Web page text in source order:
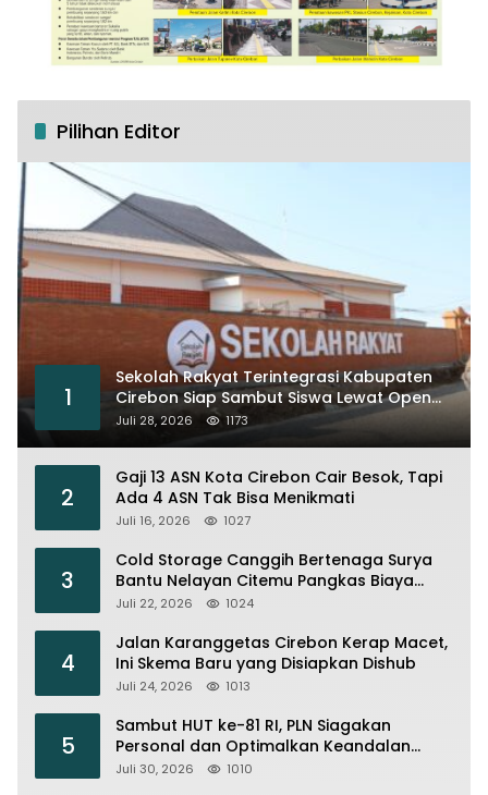
Pilihan Editor
1
Sekolah Rakyat Terintegrasi Kabupaten
Cirebon Siap Sambut Siswa Lewat Open
House dan MPLS
Juli 28, 2026 1173
2
Gaji 13 ASN Kota Cirebon Cair Besok, Tapi
Ada 4 ASN Tak Bisa Menikmati
Juli 16, 2026 1027
3
Cold Storage Canggih Bertenaga Surya
Bantu Nelayan Citemu Pangkas Biaya
Operasional
Juli 22, 2026 1024
4
Jalan Karanggetas Cirebon Kerap Macet,
Ini Skema Baru yang Disiapkan Dishub
Juli 24, 2026 1013
5
Sambut HUT ke-81 RI, PLN Siagakan
Personal dan Optimalkan Keandalan
Instalasi Transmisi
Juli 30, 2026 1010